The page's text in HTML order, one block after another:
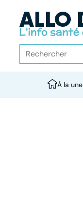
À la une